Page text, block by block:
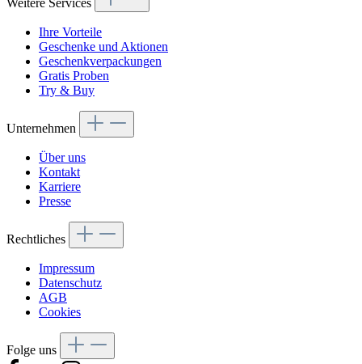
Ihre Vorteile
Geschenke und Aktionen
Geschenkverpackungen
Gratis Proben
Try & Buy
Unternehmen
Über uns
Kontakt
Karriere
Presse
Rechtliches
Impressum
Datenschutz
AGB
Cookies
Folge uns